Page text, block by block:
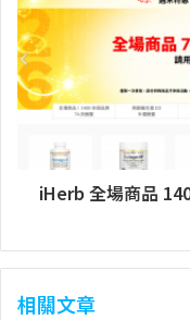
iHerb 全場商品
相關文章